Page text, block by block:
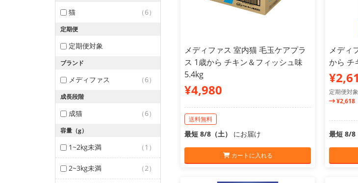
猫 （6）
定期便
定期便対象
ブランド
メディファス （6）
成長段階
成猫 （6）
容量（g）
1~2kg未満 （1）
2~3kg未満 （2）
メディファス 室内猫 毛玉ケアプラ
ス 1歳から チキン＆フィッシュ味
5.4kg
¥4,980
送料無料
最短 8/8（土） にお届け
カートに入れる
メディ
から チ
定期便対象
¥2,618
最短 8/8